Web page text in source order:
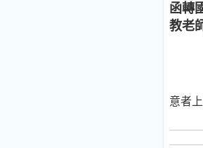
函轉
教老
意者